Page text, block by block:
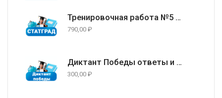
Тренировочная работа №5 по русскому языку 9 класс ответы и задания 13.05.2026
790,00 ₽
Диктант Победы ответы и варианты 24 апреля 2026
300,00 ₽